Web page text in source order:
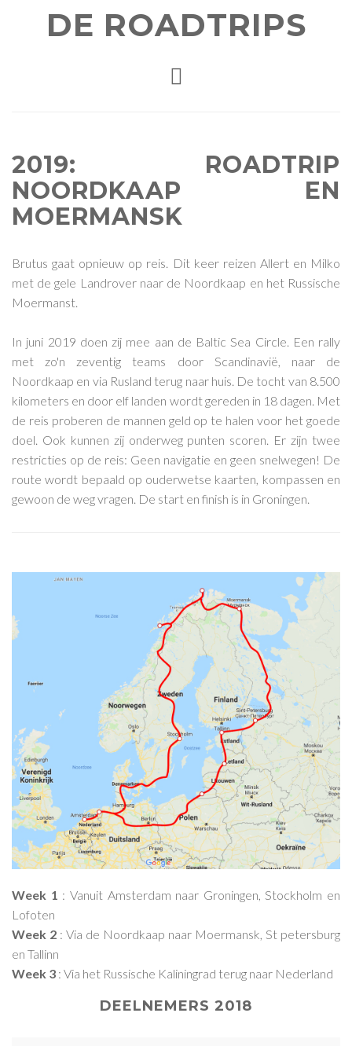
DE ROADTRIPS
2019: ROADTRIP
NOORDKAAP EN
MOERMANSK
Brutus gaat opnieuw op reis. Dit keer reizen Allert en Milko
met de gele Landrover naar de Noordkaap en het Russische
Moermanst.
In juni 2019 doen zij mee aan de Baltic Sea Circle. Een rally
met zo'n zeventig teams door Scandinavië, naar de
Noordkaap en via Rusland terug naar huis. De tocht van 8.500
kilometers en door elf landen wordt gereden in 18 dagen. Met
de reis proberen de mannen geld op te halen voor het goede
doel. Ook kunnen zij onderweg punten scoren. Er zijn twee
restricties op de reis: Geen navigatie en geen snelwegen! De
route wordt bepaald op ouderwetse kaarten, kompassen en
gewoon de weg vragen. De start en finish is in Groningen.
Week 1 : Vanuit Amsterdam naar Groningen, Stockholm en
Lofoten
Week 2 : Via de Noordkaap naar Moermansk, St petersburg
en Tallinn
Week 3 : Via het Russische Kaliningrad terug naar Nederland
DEELNEMERS 2018